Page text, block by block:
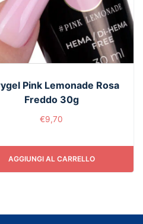
Pink Lemonade Rosa
Freddo 30g
€9,70
AGGIUNGI AL CARRELLO